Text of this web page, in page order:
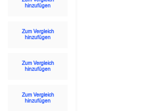
hinzufügen
Zum Vergleich
hinzufügen
Zum Vergleich
hinzufügen
Zum Vergleich
hinzufügen